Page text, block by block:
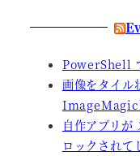
PowerShell
画像をタイル
自作アプリが
ロックされて